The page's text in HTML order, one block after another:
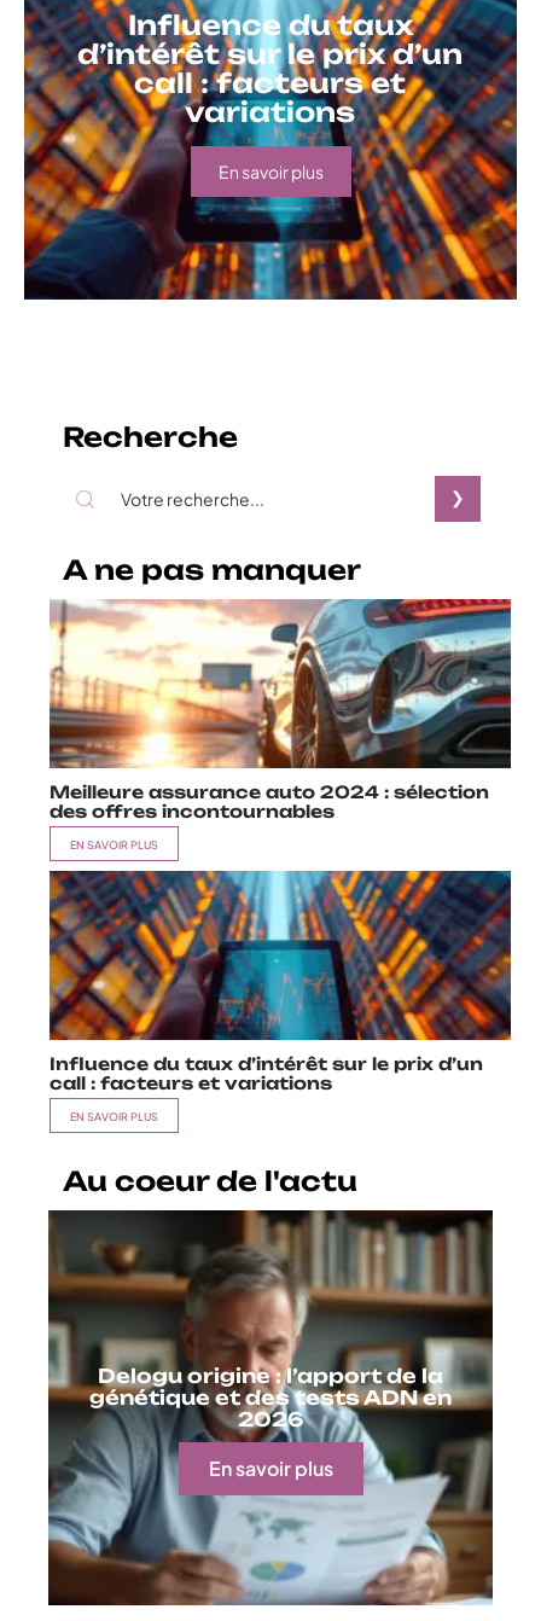
Influence du taux
d’intérêt sur le prix d’un
call : facteurs et
variations
En savoir plus
Recherche
A ne pas manquer
Meilleure assurance auto 2024 : sélection
des offres incontournables
EN SAVOIR PLUS
Influence du taux d’intérêt sur le prix d’un
call : facteurs et variations
EN SAVOIR PLUS
Au coeur de l'actu
Delogu origine : l’apport de la
génétique et des tests ADN en
2026
En savoir plus